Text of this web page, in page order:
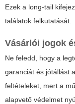
Ezek a long-tail
találatok felkutatását.
Vásárlói jogok
Ne feledd, hogy a
garanciát és jótállást
feltételeket, mert a
alapvető védelmet